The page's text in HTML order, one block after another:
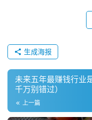
小
本
创
随着人们生活水
子已经成为了普遍现象
越来越多的年轻
月嫂的需求缺口格外大
“月嫂一般是初级、中
钱，高级月嫂一般在
生成海报
未来五年最赚钱行业
千万别错过）
上一篇